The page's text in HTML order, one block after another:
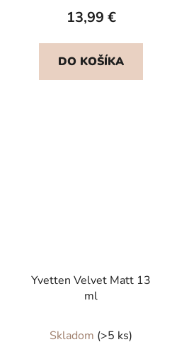
13,99 €
DO KOŠÍKA
Yvetten Velvet Matt 13
ml
Skladom (>5 ks)